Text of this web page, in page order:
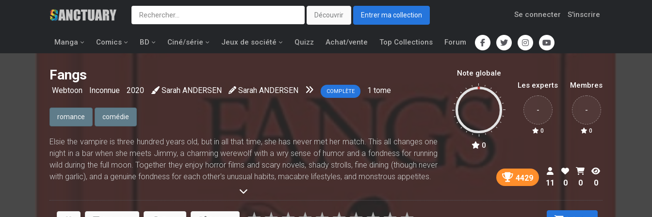
Découvrir Entrer ma collection Se connecter S'inscrire
Manga Comics BD Ciné/série Jeux de société Quizz Achat/vente Top Collections Forum
Fangs
Webtoon Inconnue 2020 Sarah ANDERSEN Sarah ANDERSEN COMPLÈTE 1 tome
romance comédie
Elsie the vampire is three hundred years old, but in all that time, she has never met her match. This all changes one
night in a bar when she meets Jimmy, a charming werewolf with a wry sense of humor and a fondness for running
wild during the full moon. Together they enjoy horror films and scary novels, shady strolls, fine dining (though never
with garlic), and a genuine fondness for each other's unusual habits, macabre lifestyles, and monstrous appetites.
First featured as a webcomic series on Tapas, Fangs chronicles the humor, sweetness, and awkwardness of
meeting someone perfectly suited to you but also vastly different. This deluxe hardcover edition of Fangs features
Note globale
0
Les experts
-
0
Membres
-
0
4429
11 0 0 0